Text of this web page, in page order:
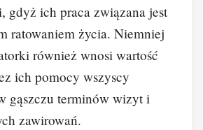
gdyż ich praca związana jest
ratowaniem życia. Niemniej
również wnosi wartość
ich pomocy wszyscy
gąszczu terminów wizyt i
zawirowań.